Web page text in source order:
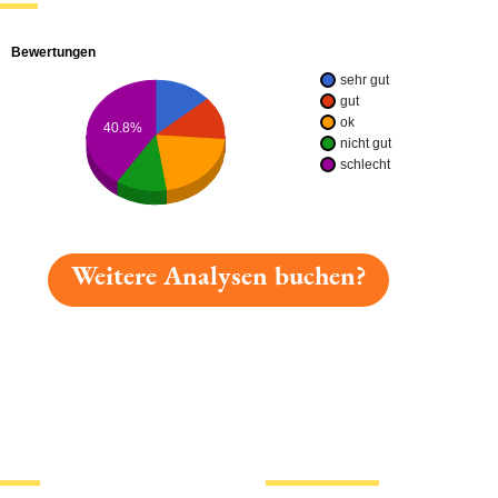
Bewertungen
sehr gut
gut
ok
nicht gut
schlecht
40.8%
Weitere Analysen buchen?